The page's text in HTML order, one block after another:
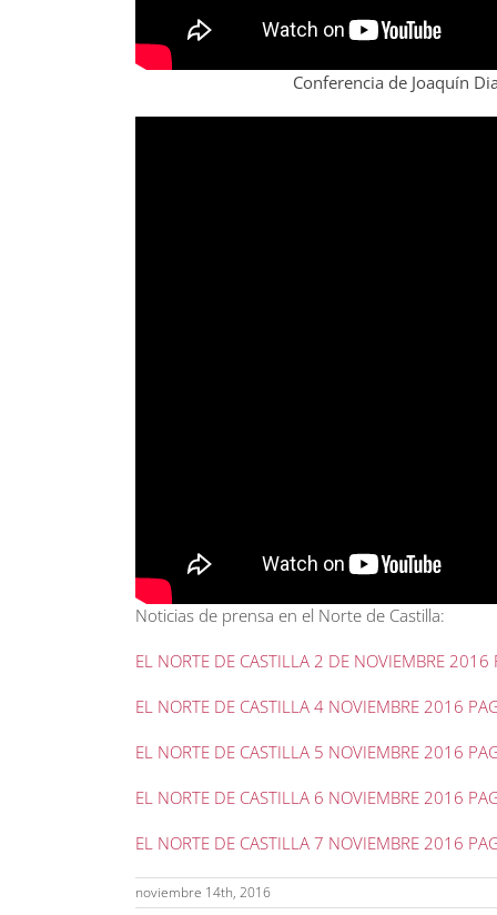
Conferencia de Joaquín
Noticias de prensa en el Norte de Castilla:
EL NORTE DE CASTILLA 2 DE NOVIEMBRE 2016
EL NORTE DE CASTILLA 4 NOVIEMBRE 2016
EL NORTE DE CASTILLA 5 NOVIEMBRE 2016
EL NORTE DE CASTILLA 6 NOVIEMBRE 2016
EL NORTE DE CASTILLA 7 NOVIEMBRE 2016
noviembre 14th, 2016